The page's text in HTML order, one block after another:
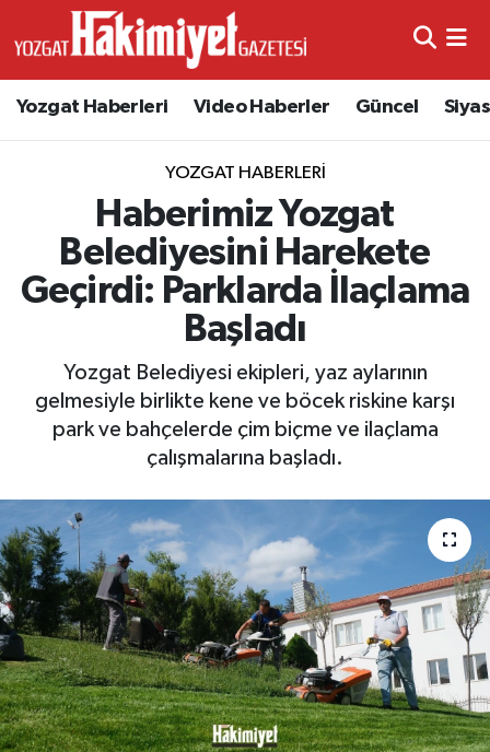
Yozgat Haberleri Video Haberler Güncel
YOZGAT HABERLERI
Haberimiz Yozgat
Belediyesini Harekete
Geçirdi: Parklarda İlaçlama
Başladı
Yozgat Belediyesi ekipleri, yaz aylarının
gelmesiyle birlikte kene ve böcek riskine karşı
park ve bahçelerde çim biçme ve ilaçlama
çalışmalarına başladı.